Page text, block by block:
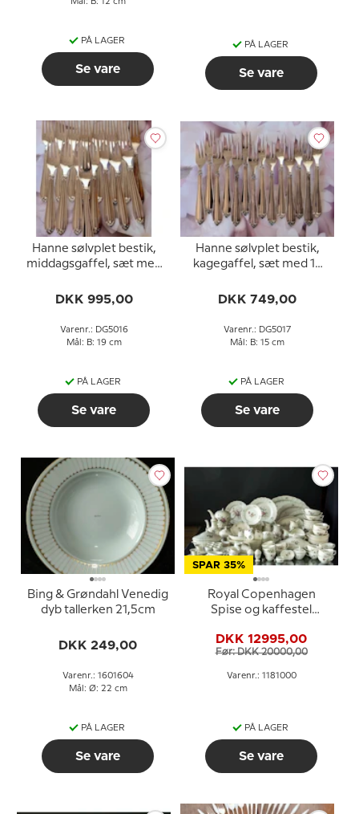
PÅ LAGER
Se vare
PÅ LAGER
Se vare
Hanne sølvplet bestik,
middagsgaffel, sæt med
DKK 995,00
Varenr.: DG5016
Mål: B: 19 cm
PÅ LAGER
Se vare
Hanne sølvplet bestik,
kagegaffel, sæt med 14
DKK 749,00
Varenr.: DG5017
Mål: B: 15 cm
PÅ LAGER
Se vare
Bing & Grøndahl Venedig
dyb tallerken 21,5cm
DKK 249,00
Varenr.: 1601604
Mål: Ø: 22 cm
PÅ LAGER
Se vare
SPAR 35%
Royal Copenhagen
Spise og kaffestel
dele)
DKK 12995,00
Før: DKK 20000,00
Varenr.: 1181000
PÅ LAGER
Se vare